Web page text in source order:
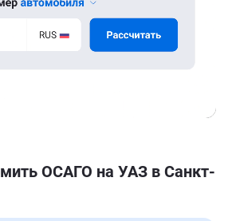
ОСАГО на УАЗ в Санкт-